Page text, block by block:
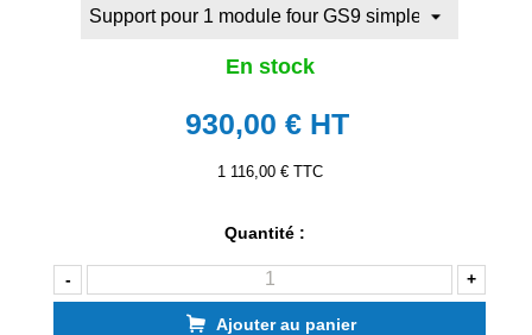
En stock
930,00 € HT
1 116,00 € TTC
Quantité :
- +
Ajouter au panier